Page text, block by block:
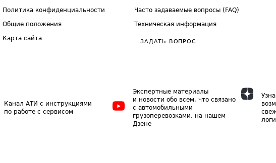
Политика конфиденциальности
Общие положения
Карта сайта
Часто задаваемые вопросы (FAQ)
Техническая информация
ЗАДАТЬ ВОПРОС
Канал АТИ с инструкциями
по работе с сервисом
Экспертные материалы
и новости обо всем, что связано
с автомобильными
грузоперевозками, на нашем
Дзене